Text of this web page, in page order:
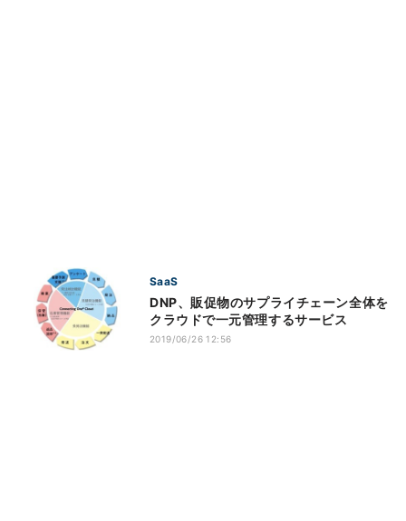
SaaS
DNP、販促物のサプライチェーン全体を
クラウドで一元管理するサービス
2019/06/26 12:56